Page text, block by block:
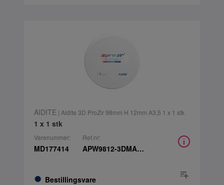
AIDITE | Aidite 3D ProZir 98mm H 12mm A3,5 1 x 1 stk
1 x 1 stk
Varenummer:
MD177414
Bestillingsvare
Ref.nr:
APW9812-3DMA3.5